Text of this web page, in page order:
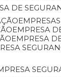
DE
EMPRESA
EMPRESA